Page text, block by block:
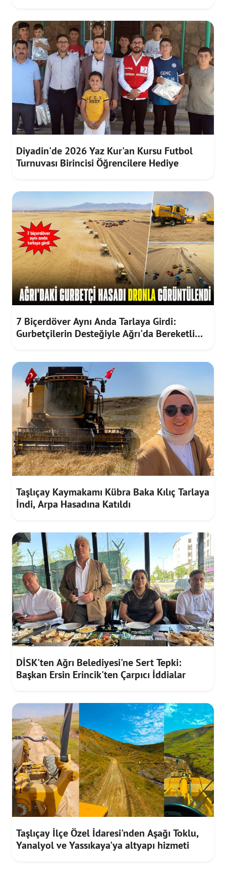
Diyadin'de 2026 Yaz Kur'an Kursu Futbol
Turnuvası Birincisi Öğrencilere Hediye
7 Biçerdöver Aynı Anda Tarlaya Girdi:
Gurbetçilerin Desteğiyle Ağrı'da Bereketli
Taşlıçay Kaymakamı Kübra Baka Kılıç Tarlaya
İndi, Arpa Hasadına Katıldı
DİSK'ten Ağrı Belediyesi'ne Sert Tepki:
Başkan Ersin Erincik'ten Çarpıcı İddialar
Taşlıçay İlçe Özel İdaresi'nden Aşağı Toklu,
Yanalyol ve Yassıkaya'ya altyapı hizmeti